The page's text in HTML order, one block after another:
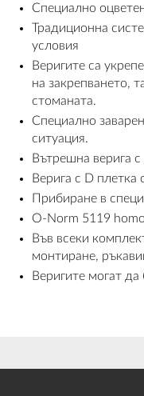
Специално
Традиционна
условия
Веригите са
на закрепването,
стоманата.
Специално
ситуация.
Вътрешна верига
Верига с D
Прибиране в
O-Norm 5119
Във всеки
монтиране,
Веригите могат